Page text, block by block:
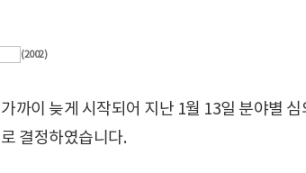
(2002)
까이 늦게 시작되어 지난 1월 13일 분야별
결정하였습니다.